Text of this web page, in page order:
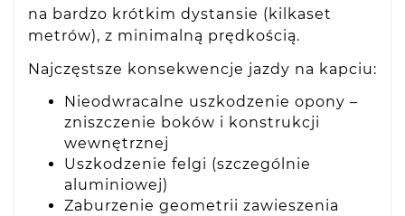
na bardzo krótkim dystansie (kilkaset
metrów), z minimalną prędkością.
Najczęstsze konsekwencje jazdy na kapciu:
Nieodwracalne uszkodzenie opony –
zniszczenie boków i konstrukcji
wewnętrznej
Uszkodzenie felgi (szczególnie
aluminiowej)
Zaburzenie geometrii zawieszenia